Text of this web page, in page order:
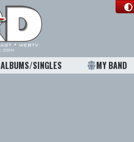
ALBUMS/SINGLES MY BAND